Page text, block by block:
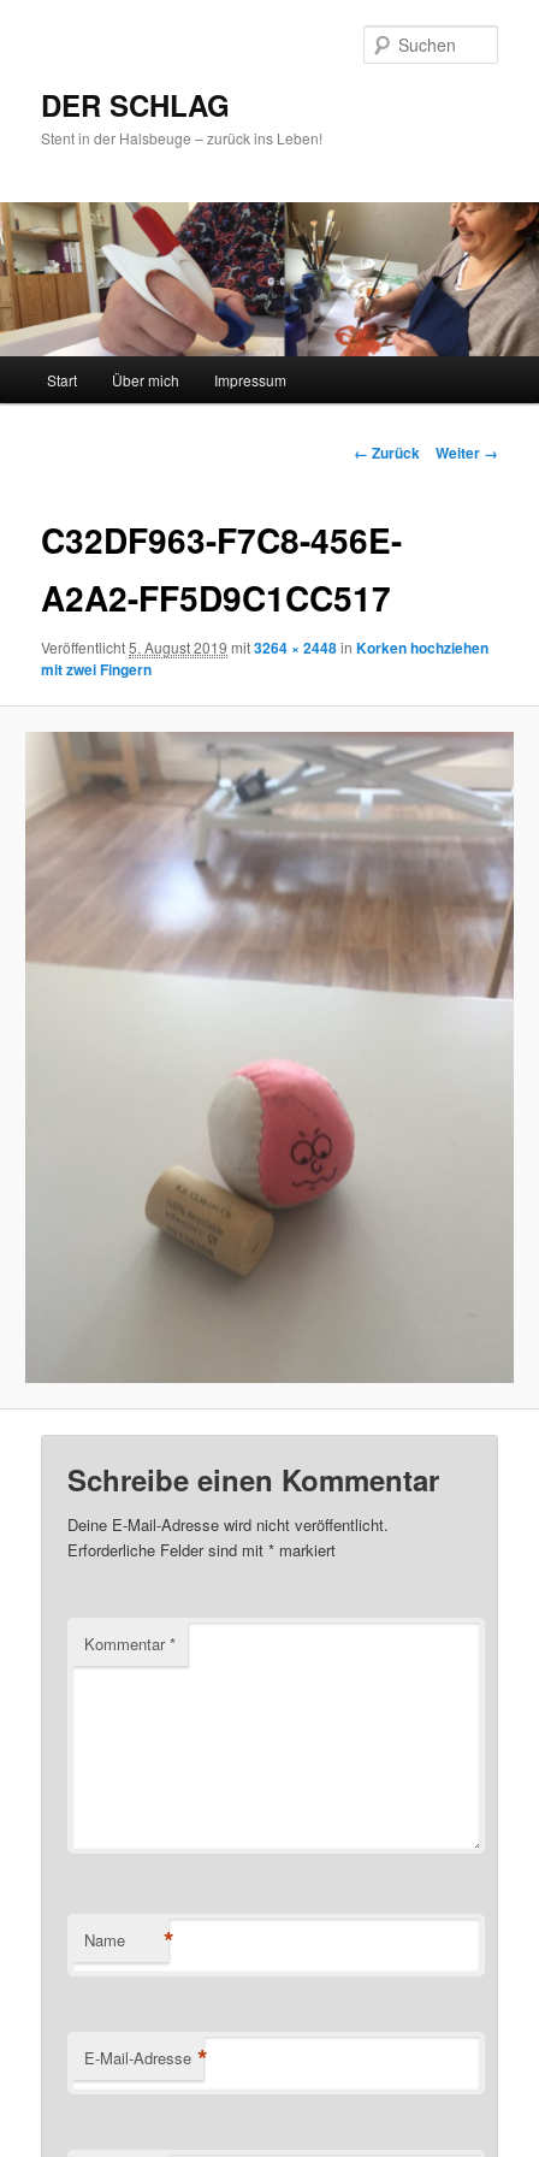
DER SCHLAG
Stent in der Halsbeuge – zurück ins Leben!
Zum
Start Über mich Impressum
Bilder-
← Zurück Weiter →
C32DF963-F7C8-456E-
A2A2-FF5D9C1CC517
Veröffentlicht5. August 2019 mit3264 × 2448inKorken hochziehen
mit zwei Fingern
Schreibe einen Kommentar
Deine E-Mail-Adresse wird nicht veröffentlicht.
Erforderliche Felder sind mit* markiert
Kommentar*
Name *
E-Mail-Adresse *